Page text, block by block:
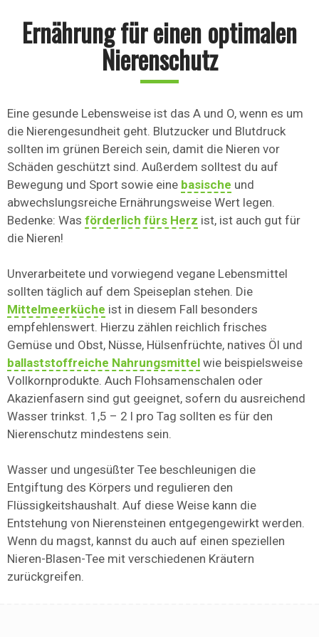
Ernährung für einen optimalen
Nierenschutz
Eine gesunde Lebensweise ist das A und O, wenn es um
die Nierengesundheit geht. Blutzucker und Blutdruck
sollten im grünen Bereich sein, damit die Nieren vor
Schäden geschützt sind. Außerdem solltest du auf
Bewegung und Sport sowie eine basische und
abwechslungsreiche Ernährungsweise Wert legen.
Bedenke: Was förderlich fürs Herz ist, ist auch gut für
die Nieren!
Unverarbeitete und vorwiegend vegane Lebensmittel
sollten täglich auf dem Speiseplan stehen. Die
Mittelmeerküche ist in diesem Fall besonders
empfehlenswert. Hierzu zählen reichlich frisches
Gemüse und Obst, Nüsse, Hülsenfrüchte, natives Öl und
ballaststoffreiche Nahrungsmittel wie beispielsweise
Vollkornprodukte. Auch Flohsamenschalen oder
Akazienfasern sind gut geeignet, sofern du ausreichend
Wasser trinkst. 1,5 – 2 l pro Tag sollten es für den
Nierenschutz mindestens sein.
Wasser und ungesüßter Tee beschleunigen die
Entgiftung des Körpers und regulieren den
Flüssigkeitshaushalt. Auf diese Weise kann die
Entstehung von Nierensteinen entgegengewirkt werden.
Wenn du magst, kannst du auch auf einen speziellen
Nieren-Blasen-Tee mit verschiedenen Kräutern
zurückgreifen.